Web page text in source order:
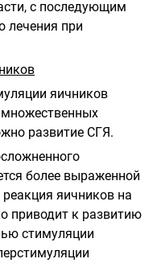
с последующим
лечения при
яичников
множественных
развитие СГЯ.
более выраженной
яичников на
приводит к развитию
стимуляции